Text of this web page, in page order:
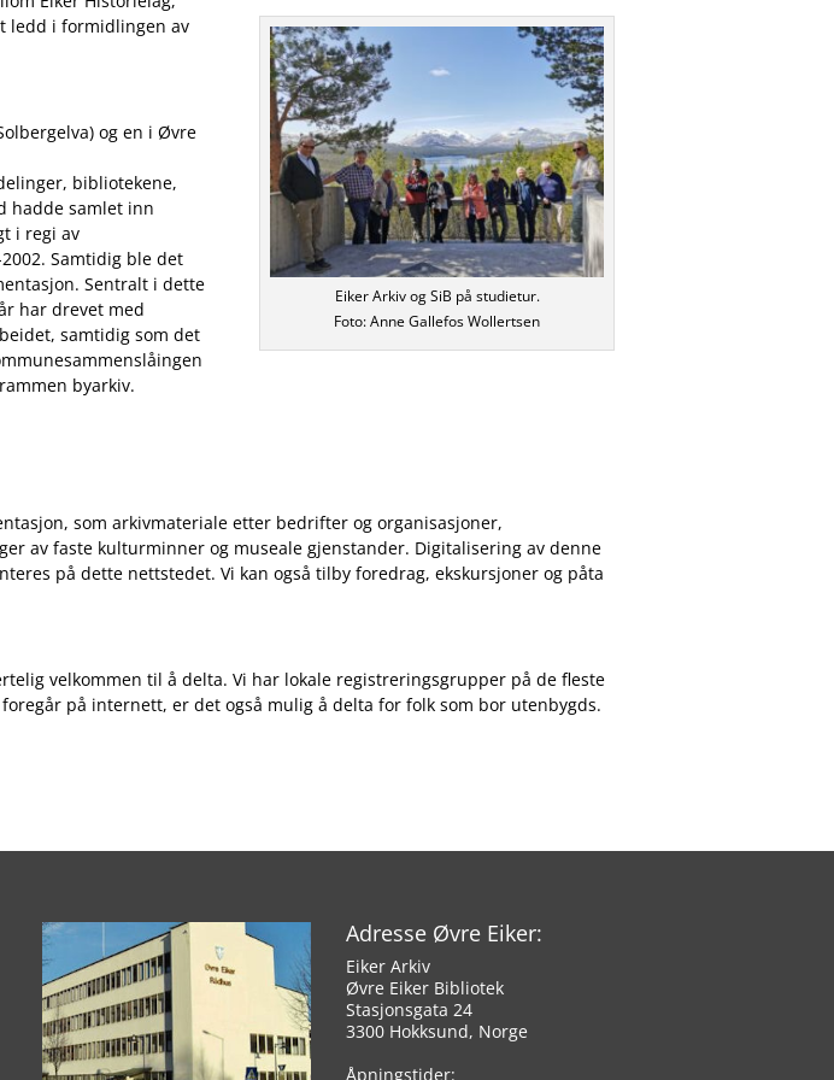
ledd i formidlingen av
og en i Øvre
bibliotekene,
hadde samlet inn
i regi av
Samtidig ble det
Sentralt i dette
har drevet med
samtidig som det
byarkiv.
Eiker Arkiv og SiB på studietur.
Foto: Anne Gallefos Wollertsen
som arkivmateriale etter bedrifter og organisasjoner,
av faste kulturminner og museale gjenstander. Digitalisering av denne
på dette nettstedet. Vi kan også tilby foredrag, ekskursjoner og påta
velkommen til å delta. Vi har lokale registreringsgrupper på de fleste
på internett, er det også mulig å delta for folk som bor utenbygds.
Adresse Øvre Eiker:
Eiker Arkiv
Øvre Eiker Bibliotek
Stasjonsgata 24
3300 Hokksund, Norge
Åpningstider: